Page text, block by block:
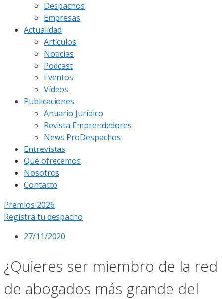
Despachos
Empresas
Actualidad
Artículos
Noticias
Podcast
Eventos
Vídeos
Publicaciones
Anuario Jurídico
Revista Emprendedores
News ProDespachos
Entrevistas
Qué ofrecemos
Nosotros
Contacto
Premios 2026
Registra tu despacho
27/11/2020
¿Quieres ser miembro de la red
de abogados más grande del